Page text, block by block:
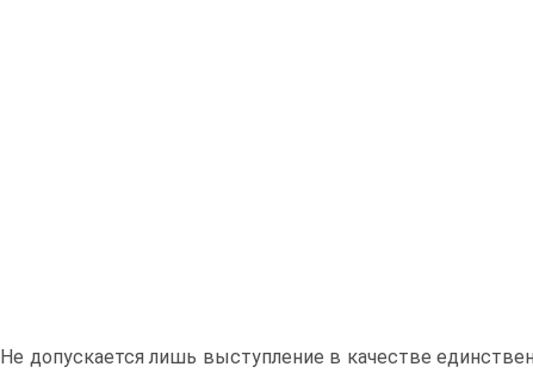
Не допускается лишь выступление в качестве